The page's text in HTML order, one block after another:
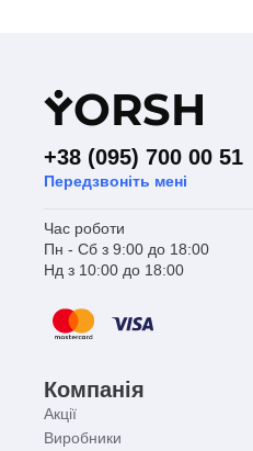
YORSH
+38 (095) 700 00 51
Передзвоніть мені
Час роботи
Пн - Сб з 9:00 до 18:00
Нд з 10:00 до 18:00
Компанія
Акції
Виробники